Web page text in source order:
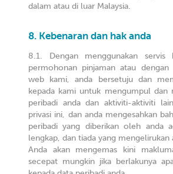
dalam atau di luar Malaysia.
Kebenaran dan hak anda
Dengan menggunakan servis
permohonan pinjaman atau
web kami, anda bersetuju dan
kepada kami untuk mengumpul dan
peribadi anda dan aktiviti-aktiviti
privasi ini, dan anda mengesahkan
peribadi yang diberikan oleh anda
lengkap, dan tiada yang mengelirukan
Anda akan mengemas kini
secepat mungkin jika berlakunya